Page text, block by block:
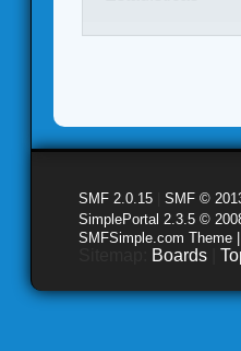
SMF 2.0.15 SMF ©
SimplePortal 2.3.5 ©
SMFSimple.com Theme
Boards